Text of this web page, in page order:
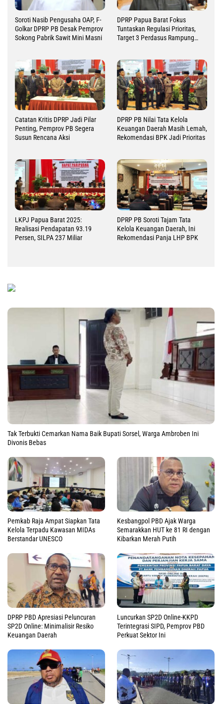
Soroti Nasib Pengusaha OAP, F-
Golkar DPRP PB Desak Pemprov
Sokong Pabrik Sawit Mini Masni
DPRP Papua Barat Fokus
Tuntaskan Regulasi Prioritas,
Target 3 Perdasus Rampung
Catatan Kritis DPRP Jadi Pilar
Penting, Pemprov PB Segera
Susun Rencana Aksi
DPRP PB Nilai Tata Kelola
Keuangan Daerah Masih Lemah,
Rekomendasi BPK Jadi Prioritas
LKPJ Papua Barat 2025:
Realisasi Pendapatan 93.19
Persen, SILPA 237 Miliar
DPRP PB Soroti Tajam Tata
Kelola Keuangan Daerah, Ini
Rekomendasi Panja LHP BPK
Tak Terbukti Cemarkan Nama Baik Bupati Sorsel, Warga Ambroben Ini
Divonis Bebas
Pemkab Raja Ampat Siapkan Tata
Kelola Terpadu Kawasan MIDAs
Berstandar UNESCO
Kesbangpol PBD Ajak Warga
Semarakkan HUT ke 81 RI dengan
Kibarkan Merah Putih
DPRP PBD Apresiasi Peluncuran
SP2D Online: Minimalisir Resiko
Keuangan Daerah
Luncurkan SP2D Online-KKPD
Terintegrasi SIPD, Pemprov PBD
Perkuat Sektor Ini